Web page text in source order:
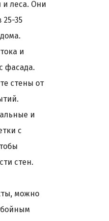
и леса. Они
35
и
фасада.
стены от
и
с
стен.
можно